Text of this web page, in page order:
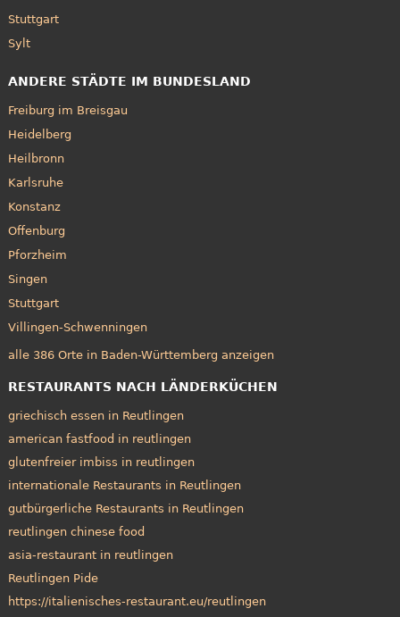
Stuttgart
Sylt
ANDERE STÄDTE IM BUNDESLAND
Freiburg im Breisgau
Heidelberg
Heilbronn
Karlsruhe
Konstanz
Offenburg
Pforzheim
Singen
Stuttgart
Villingen-Schwenningen
alle 386 Orte in Baden-Württemberg anzeigen
RESTAURANTS NACH LÄNDERKÜCHEN
griechisch essen in Reutlingen
american fastfood in reutlingen
glutenfreier imbiss in reutlingen
internationale Restaurants in Reutlingen
gutbürgerliche Restaurants in Reutlingen
reutlingen chinese food
asia-restaurant in reutlingen
Reutlingen Pide
https://italienisches-restaurant.eu/reutlingen